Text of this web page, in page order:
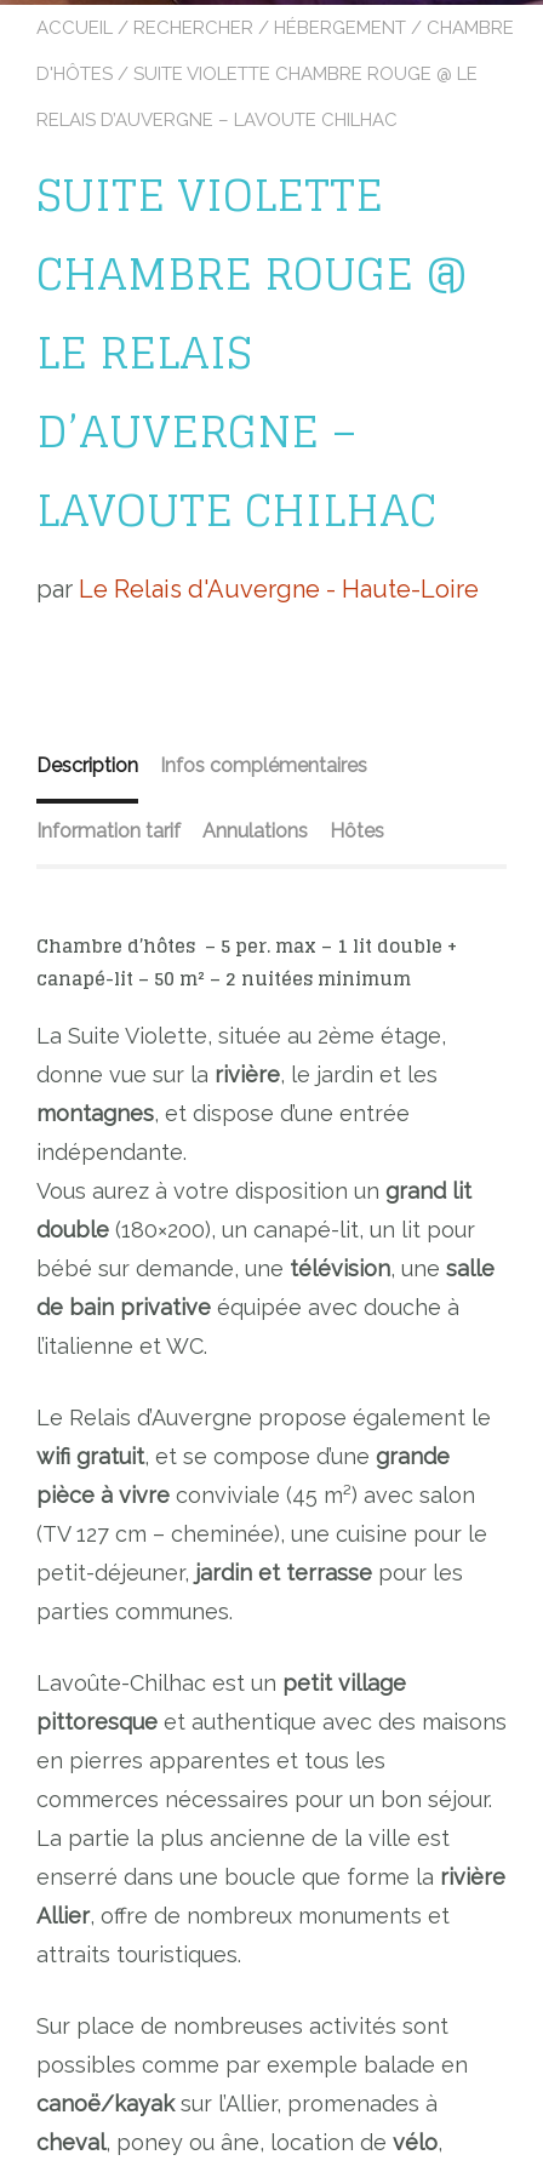
ACCUEIL / RECHERCHER / HÉBERGEMENT / CHAMBRE
D'HÔTES / SUITE VIOLETTE CHAMBRE ROUGE @ LE
RELAIS D’AUVERGNE – LAVOUTE CHILHAC
SUITE VIOLETTE
CHAMBRE ROUGE @
LE RELAIS
D’AUVERGNE –
LAVOUTE CHILHAC
par Le Relais d'Auvergne - Haute-Loire
Description Infos complémentaires
Information tarif Annulations Hôtes
Chambre d’hôtes – 5 per. max – 1 lit double +
canapé-lit – 50 m² – 2 nuitées minimum
La Suite Violette, située au 2ème étage,
donne vue sur la rivière, le jardin et les
montagnes, et dispose d’une entrée
indépendante.
Vous aurez à votre disposition un grand lit
double (180×200), un canapé-lit, un lit pour
bébé sur demande, une télévision, une salle
de bain privative équipée avec douche à
l’italienne et WC.
Le Relais d’Auvergne propose également le
wifi gratuit, et se compose d’une grande
pièce à vivre conviviale (45 m²) avec salon
(TV 127 cm – cheminée), une cuisine pour le
petit-déjeuner, jardin et terrasse pour les
parties communes.
Lavoûte-Chilhac est un petit village
pittoresque et authentique avec des maisons
en pierres apparentes et tous les
commerces nécessaires pour un bon séjour.
La partie la plus ancienne de la ville est
enserré dans une boucle que forme la rivière
Allier, offre de nombreux monuments et
attraits touristiques.
Sur place de nombreuses activités sont
possibles comme par exemple balade en
canoë/kayaksur l’Allier, promenades à
cheval, poney ou âne, location de vélo,